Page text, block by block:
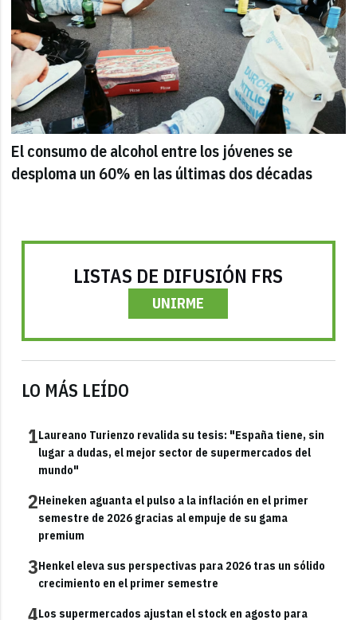
El consumo de alcohol entre los jóvenes se
desploma un 60% en las últimas dos décadas
LISTAS DE DIFUSIÓN FRS
UNIRME
LO MÁS LEÍDO
1Laureano Turienzo revalida su tesis: "España tiene, sin
lugar a dudas, el mejor sector de supermercados del
mundo"
2Heineken aguanta el pulso a la inflación en el primer
semestre de 2026 gracias al empuje de su gama
premium
3Henkel eleva sus perspectivas para 2026 tras un sólido
crecimiento en el primer semestre
4Los supermercados ajustan el stock en agosto para